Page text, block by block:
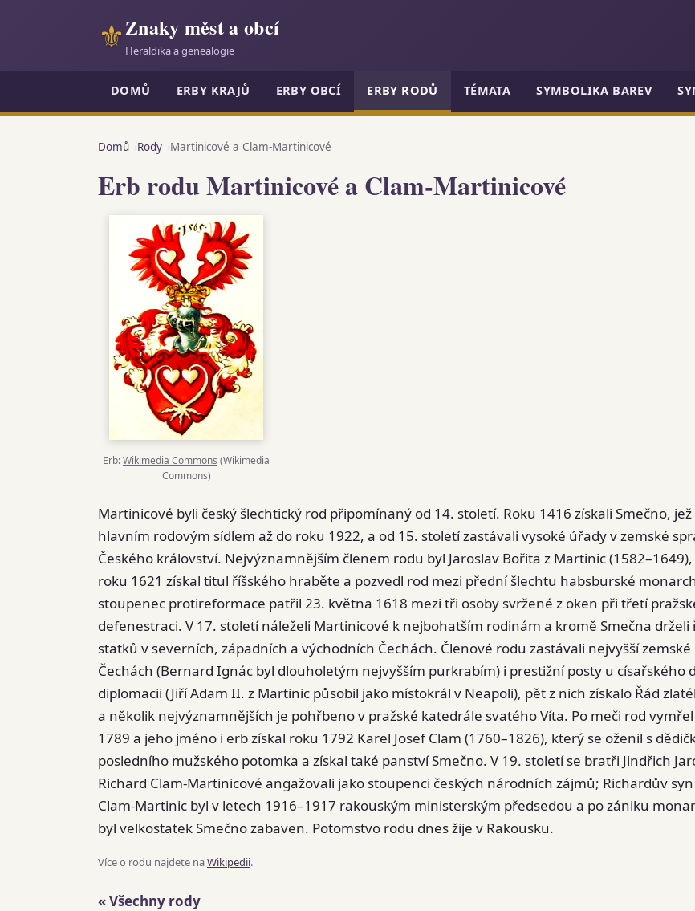
⚜Znaky měst a obcí
Heraldika a genealogie
DOMŮ ERBY KRAJŮ ERBY OBCÍ ERBY RODŮ TÉMATA SYMBOLIKA BAREV
Domů Rody Martinicové a Clam-Martinicové
Erb rodu Martinicové a Clam-Martinicové
Erb:Wikimedia Commons (Wikimedia
Commons)
Martinicové byli český šlechtický rod připomínaný od 14. století. Roku 1416 získali Smečno,
hlavním rodovým sídlem až do roku 1922, a od 15. století zastávali vysoké úřady v zemské
Českého království. Nejvýznamnějším členem rodu byl Jaroslav Bořita z Martinic
roku 1621 získal titul říšského hraběte a pozvedl rod mezi přední šlechtu habsburské
stoupenec protireformace patřil 23. května 1618 mezi tři osoby svržené z oken při třetí
defenestraci. V 17. století náleželi Martinicové k nejbohatším rodinám a kromě Smečna drželi
statků v severních, západních a východních Čechách. Členové rodu zastávali nejvyšší
Čechách (Bernard Ignác byl dlouholetým nejvyšším purkrabím) i prestižní posty u císařského
diplomacii (Jiří Adam II. z Martinic působil jako místokrál v Neapoli), pět z nich získalo Řád
a několik nejvýznamnějších je pohřbeno v pražské katedrále svatého Víta. Po meči rod
1789 a jeho jméno i erb získal roku 1792 Karel Josef Clam (1760–1826), který se oženil s
posledního mužského potomka a získal také panství Smečno. V 19. století se bratři Jindřich
Richard Clam-Martinicové angažovali jako stoupenci českých národních zájmů; Richardův
Clam-Martinic byl v letech 1916–1917 rakouským ministerským předsedou a po zániku
byl velkostatek Smečno zabaven. Potomstvo rodu dnes žije v Rakousku.
Více o rodu najdete naWikipedii.
« Všechny rody